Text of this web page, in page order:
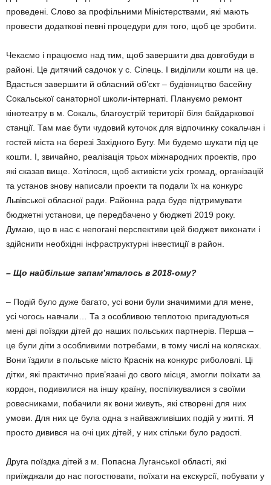
проведені. Слово за профільними Міністерс­твами, які мають
провести додаткові певні процедури для того, щоб це зробити.
Чекаємо і працюємо над тим, щоб завершити два довгобуди в
районі. Це дитячий садочок у с. Сілець. І виділили кошти на це.
Вдасться завершити й обласний об’єкт – будівництво басейну
Сокальської санаторної школи-інтернаті. Плануємо ремонт
кінотеатру в м. Сокаль, благоустрій території біля байдаркової
станції. Там має бути чудовий куточок для відпочинку сокальчан і
гостей міста на березі Західного Бугу. Ми будемо шукати під це
кошти. І, звичай­но, реалізація трьох міжнародних проектів, про
які сказав вище. Хотілося, щоб активісти усіх громад, організацій
та установ знову написали проекти та подали їх на конкурс
Львівської обласної ради. Районна рада буде підтриму­вати
бюджетні установи, це передбачено у бюджеті 2019 року.
Думаю, що в нас є непогані перспективи цей бюджет виконати і
здійснити необхідні інфраструктурні інвестиції в район.
– Що найбільше запам’яталось в 2018-ому?
– Подій було дуже багато, усі вони були значимими для мене,
усі чогось навчали… Та з особливою теплотою пригадуються
мені дві поїздки дітей до наших польських партнерів. Перша –
це були діти з особливими потребами, в тому числі на колясках.
Вони їздили в поль­ське місто Краснік на конкурс риболовлі. Ці
дітки, які практично прив’язані до свого місця, змогли поїхати за
кордон, подивилися на іншу країну, поспілкувалися з своїми
ровесниками, побачили як вони живуть, які створені для них
умови. Для них це була одна з найважливіших подій у житті. Я
просто дивився на очі цих дітей, у них стільки було радості.
Друга поїздка дітей з м. Попасна Луганської області, які
приїжджали до нас погостювати, поїхати на екскурсії, побувати у